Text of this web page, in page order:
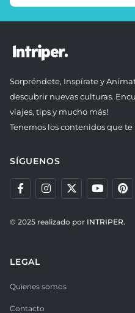
Sorpréndete, Inspírate y
descubrir nuevas culturas.
viajes, tips y mucho más!
Tenemos los contenidos que te
SÍGUENOS
© 2025 realizado por INTRIPER.
LEGAL
Quienes somos
Contacto